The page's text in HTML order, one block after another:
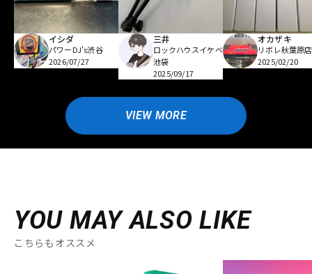
イシダ
パワーDJ's渋谷
2026/07/27
三井
ロックハウスイケベ
池袋
2025/09/17
オカザキ
リボレ秋葉原店
2025/02/20
VIEW MORE
YOU MAY ALSO LIKE
こちらもオススメ